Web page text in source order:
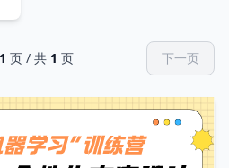
1 页 / 共 1 页 下一页